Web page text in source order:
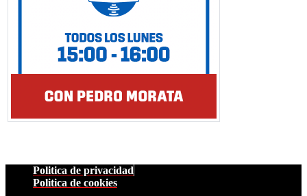
Politica de privacidad
Politica de cookies